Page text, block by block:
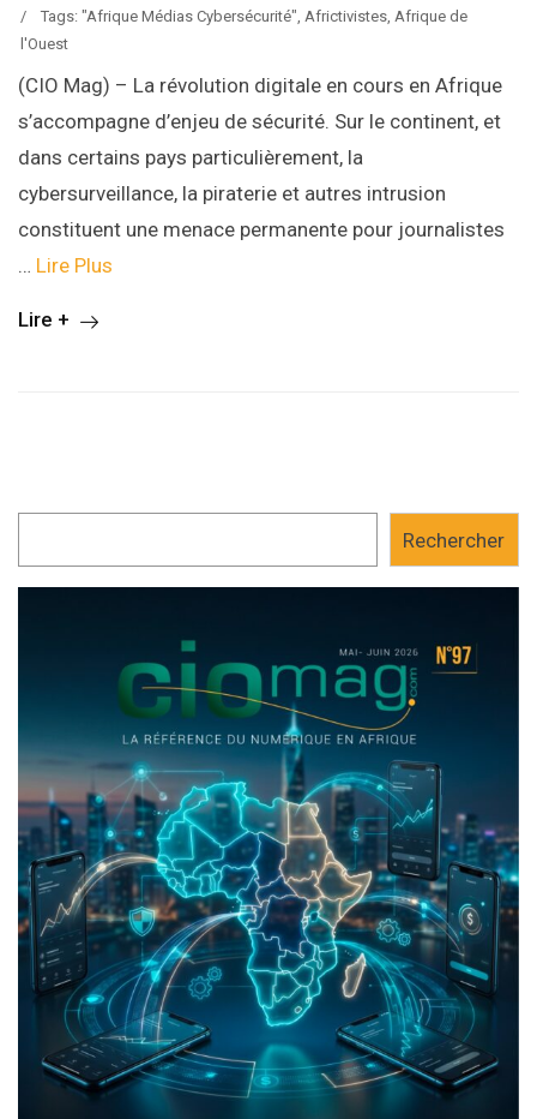
/
Tags: "Afrique Médias Cybersécurité", Africtivistes, Afrique de
l'Ouest
(CIO Mag) – La révolution digitale en cours en Afrique
s’accompagne d’enjeu de sécurité. Sur le continent, et
dans certains pays particulièrement, la
cybersurveillance, la piraterie et autres intrusion
constituent une menace permanente pour journalistes
… Lire Plus
Lire +
Rechercher